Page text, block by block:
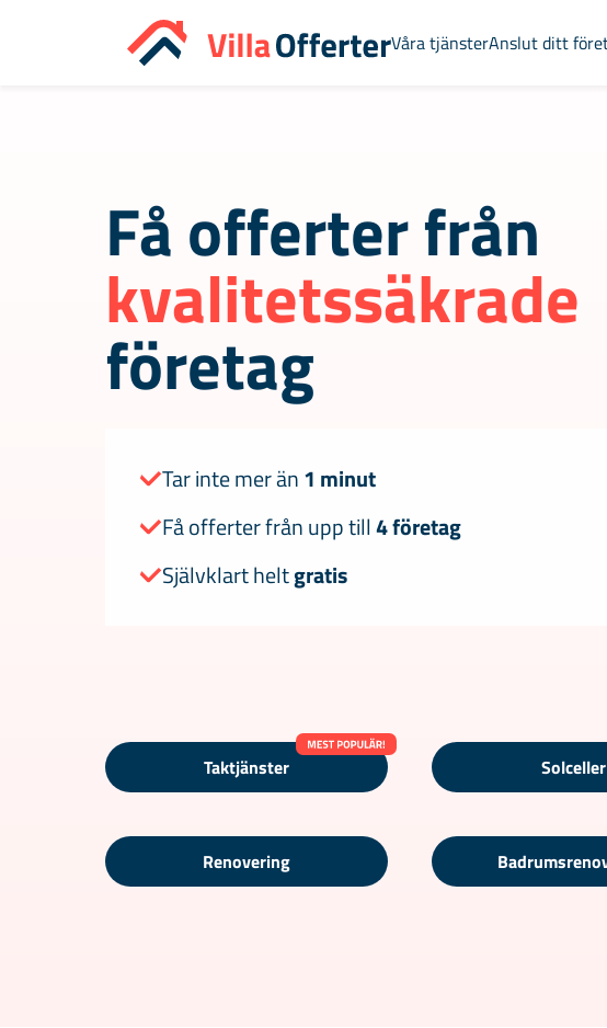
Våra tjänsterAnslut ditt
Få offerter från
kvalitetssäkrade
företag
Tar inte mer än1 minut
Få offerter från upp till4 företag
Självklart heltgratis
Taktjänster Solceller
Renovering